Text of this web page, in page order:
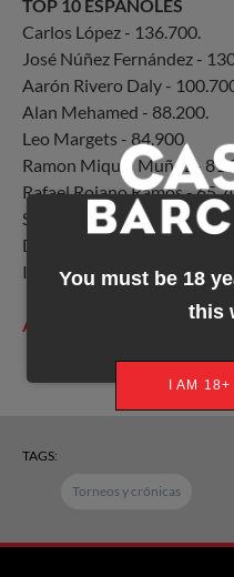
TOP 10 ESPAÑOLES
Carlos López - 136.700.
José Núñez Fernández -
Aarón Rivero Daly -
Alan Mehamed - 88.200.
Leo Margets - 84.900.
Ramon Miquel Muñoz -
Rafael Rojano Ramos -
Sergi Reixach - 65.100.
David Laka Calzada - 57.000.
Israel Carriazo - 48.600.
Álbum fotográfico
TAGS:
Torneos y crónicas
You must be 18
this
I AM 18+